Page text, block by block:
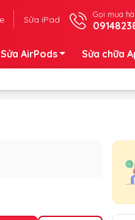
Sửa iPad Gọi mua
Sửa AirPods Sửa chữa